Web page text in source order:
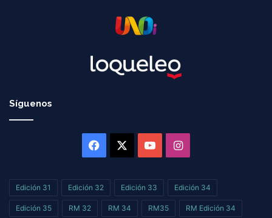
Síguenos
Facebook YouTubeInstagram
Edición 31 Edición 32 Edición 33 Edición 34
Edición 35 RM 32 RM 34 RM35 RM Edición 34